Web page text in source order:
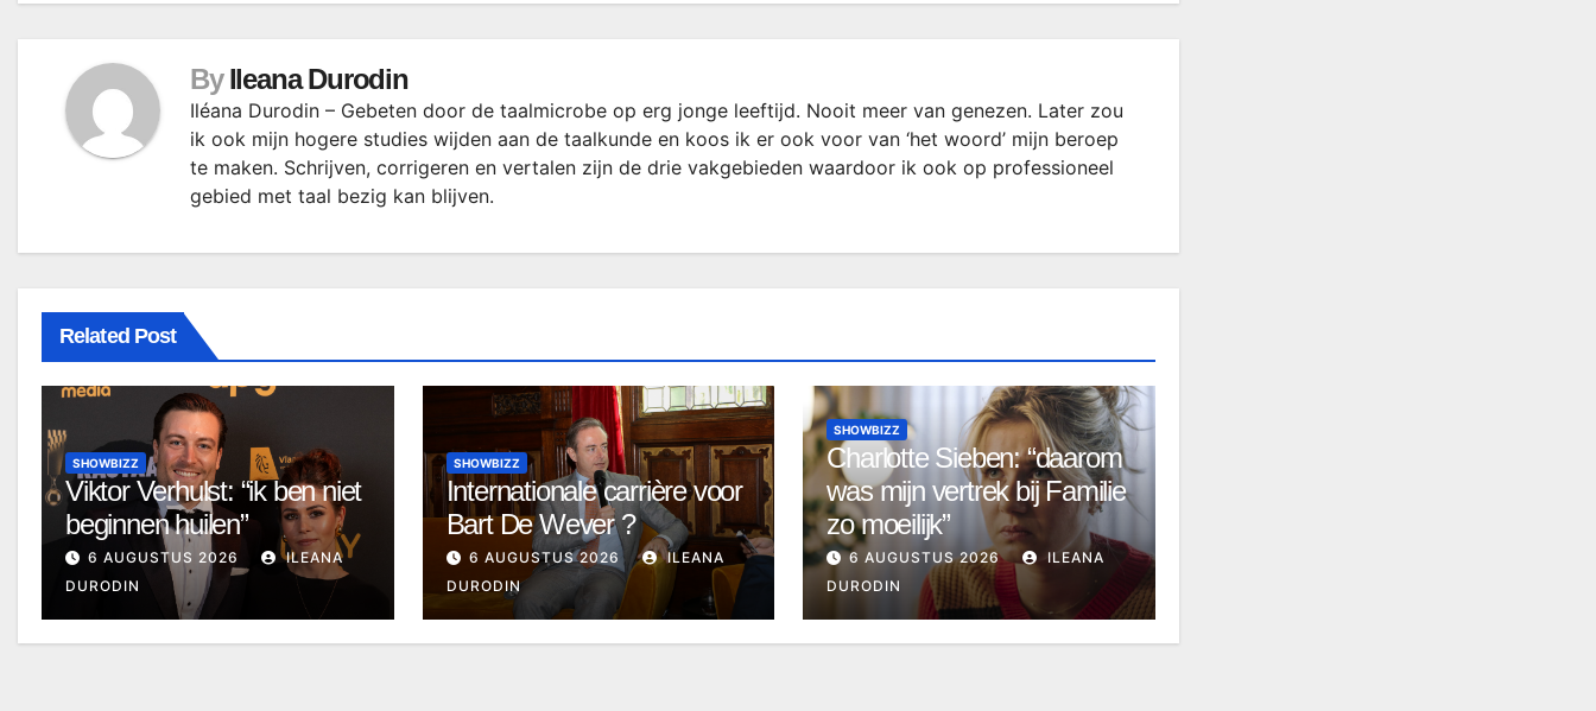
By Ileana Durodin
Iléana Durodin – Gebeten door de taalmicrobe op erg jonge leeftijd. Nooit meer van genezen. Later zou
ik ook mijn hogere studies wijden aan de taalkunde en koos ik er ook voor van ‘het woord’ mijn beroep
te maken. Schrijven, corrigeren en vertalen zijn de drie vakgebieden waardoor ik ook op professioneel
gebied met taal bezig kan blijven.
Related Post
SHOWBIZZ
Viktor Verhulst: “ik ben niet
beginnen huilen”
6 AUGUSTUS 2026
ILEANA
DURODIN
SHOWBIZZ
Internationale carrière voor
Bart De Wever ?
6 AUGUSTUS 2026
ILEANA
DURODIN
SHOWBIZZ
Charlotte Sieben: “daarom
was mijn vertrek bij Familie
zo moeilijk”
6 AUGUSTUS 2026
ILEANA
DURODIN